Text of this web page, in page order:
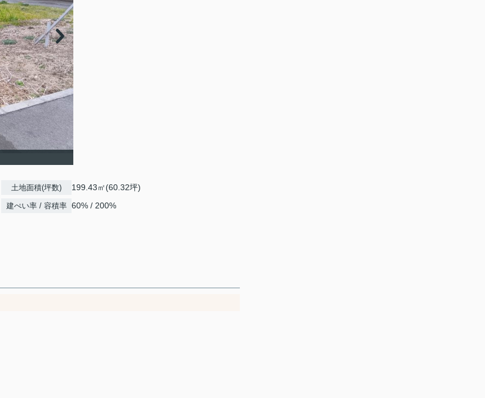
土地面積(坪数) 199.43㎡(60.32坪)
建ぺい率 / 容積率 60% / 200%